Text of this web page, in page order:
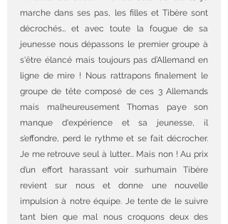
marche dans ses pas, les filles et Tibère sont
décrochés… et avec toute la fougue de sa
jeunesse nous dépassons le premier groupe à
s'être élancé mais toujours pas d’Allemand en
ligne de mire ! Nous rattrapons finalement le
groupe de tête composé de ces 3 Allemands
mais malheureusement Thomas paye son
manque d'expérience et sa jeunesse, il
s’effondre, perd le rythme et se fait décrocher.
Je me retrouve seul à lutter... Mais non ! Au prix
d’un effort harassant voir surhumain Tibère
revient sur nous et donne une nouvelle
impulsion à notre équipe. Je tente de le suivre
tant bien que mal nous croquons deux des